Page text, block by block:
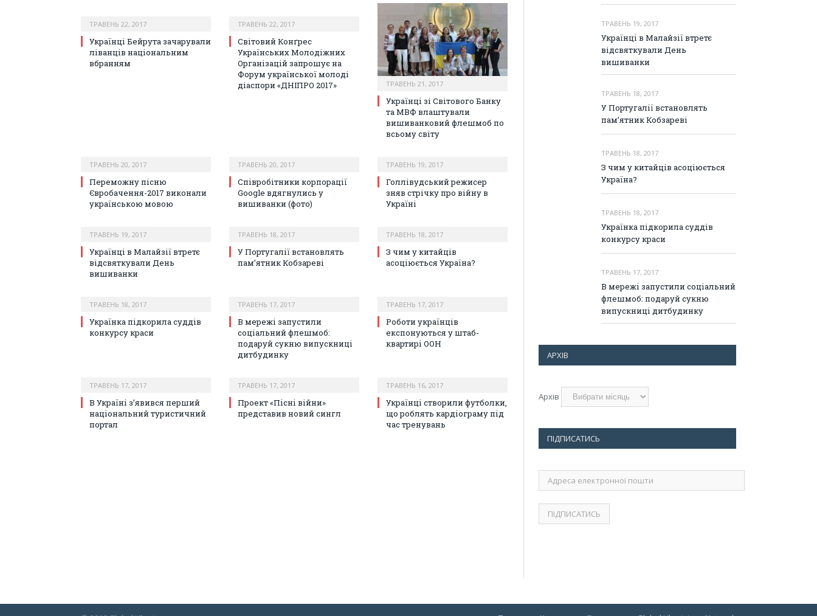
ТРАВЕНЬ 22, 2017
Українці Бейрута зачарували
ліванців національним
вбранням
ТРАВЕНЬ 22, 2017
Світовий Конґрес
Українських Молодіжних
Організацій запрошує на
Форум української молоді
діаспори «ДНІПРО 2017»
ТРАВЕНЬ 21, 2017
Українці зі Світового Банку
та МВФ влаштували
вишиванковий флешмоб по
всьому світу
ТРАВЕНЬ 20, 2017
Переможну пісню
Євробачення-2017 виконали
українською мовою
ТРАВЕНЬ 20, 2017
Співробітники корпорації
Google вдягнулись у
вишиванки (фото)
ТРАВЕНЬ 19, 2017
Голлівудський режисер
зняв стрічку про війну в
Україні
ТРАВЕНЬ 19, 2017
Українці в Малайзії втретє
відсвяткували День
вишиванки
ТРАВЕНЬ 18, 2017
У Португалії встановлять
пам’ятник Кобзареві
ТРАВЕНЬ 18, 2017
З чим у китайців
асоціюється Україна?
ТРАВЕНЬ 18, 2017
Українка підкорила суддів
конкурсу краси
ТРАВЕНЬ 17, 2017
В мережі запустили
соціальний флешмоб:
подаруй сукню випускниці
дитбудинку
ТРАВЕНЬ 17, 2017
Роботи українців
експонуються у штаб-
квартирі ООН
ТРАВЕНЬ 17, 2017
В Україні з’явився перший
національний туристичний
портал
ТРАВЕНЬ 17, 2017
Проект «Пісні війни»
представив новий сингл
ТРАВЕНЬ 16, 2017
Українці створили футболки,
що роблять кардіограму під
час тренувань
ТРАВЕНЬ 19, 2017
Українці в Малайзії втретє
відсвяткували День
вишиванки
ТРАВЕНЬ 18, 2017
У Португалії встановлять
пам’ятник Кобзареві
ТРАВЕНЬ 18, 2017
З чим у китайців асоціюється
Україна?
ТРАВЕНЬ 18, 2017
Українка підкорила суддів
конкурсу краси
ТРАВЕНЬ 17, 2017
В мережі запустили соціальний
флешмоб: подаруй сукню
випускниці дитбудинку
АРХІВ
Архів
ПІДПИСАТИСЬ
Адреса
електронної